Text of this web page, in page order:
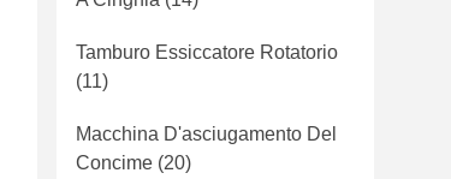
Tamburo Essiccatore Rotatorio
(11)
Macchina D'asciugamento Del
Concime (20)